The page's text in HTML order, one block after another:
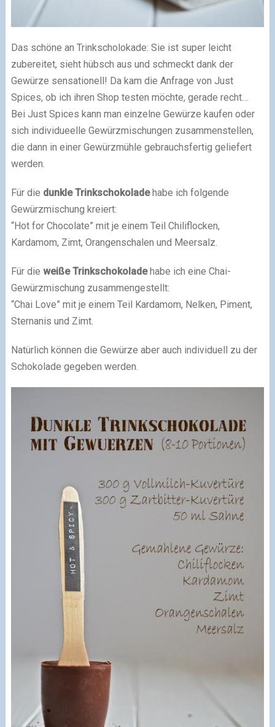
Das schöne an Trinkscholokade: Sie ist super leicht
zubereitet, sieht hübsch aus und schmeckt dank der
Gewürze sensationell! Da kam die Anfrage von Just
Spices, ob ich ihren Shop testen möchte, gerade recht…
Bei Just Spices kann man einzelne Gewürze kaufen oder
sich individueelle Gewürzmischungen zusammenstellen,
die dann in einer Gewürzmühle gebrauchsfertig geliefert
werden.
Für die dunkle Trinkschokoladehabe ich folgende
Gewürzmischung kreiert:
“Hot for Chocolate” mit je einem Teil Chiliflocken,
Kardamom, Zimt, Orangenschalen und Meersalz.
Für die weiße Trinkschokoladehabe ich eine Chai-
Gewürzmischung zusammengestellt:
“Chai Love” mit je einem Teil Kardamom, Nelken, Piment,
Sternanis und Zimt.
Natürlich können die Gewürze aber auch individuell zu der
Schokolade gegeben werden.